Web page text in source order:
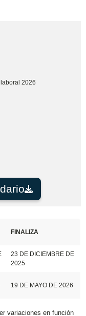
2026
FINALIZA
23 DE DICIEMBRE DE
2025
19 DE MAYO DE 2026
variaciones en función